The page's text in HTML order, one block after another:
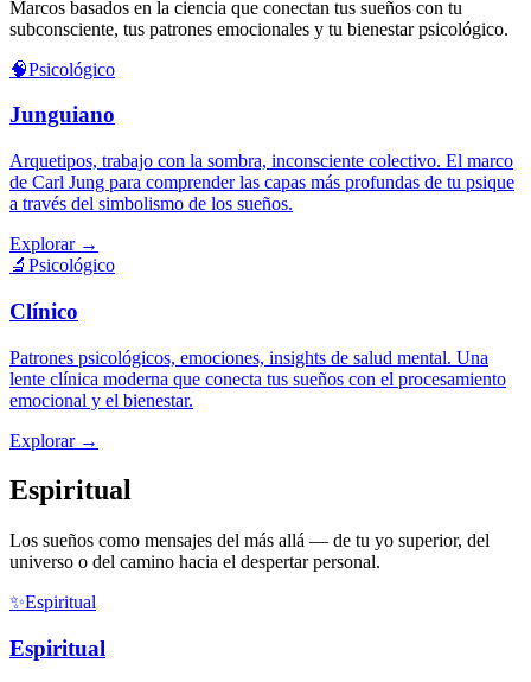
Marcos basados en la ciencia que conectan tus sueños con tu
subconsciente, tus patrones emocionales y tu bienestar psicológico.
🧠Psicológico
Junguiano
Arquetipos, trabajo con la sombra, inconsciente colectivo. El marco
de Carl Jung para comprender las capas más profundas de tu psique
a través del simbolismo de los sueños.
Explorar→
🔬 Psicológico
Clínico
Patrones psicológicos, emociones, insights de salud mental. Una
lente clínica moderna que conecta tus sueños con el procesamiento
emocional y el bienestar.
Explorar→
Espiritual
Los sueños como mensajes del más allá — de tu yo superior, del
universo o del camino hacia el despertar personal.
✨Espiritual
Espiritual